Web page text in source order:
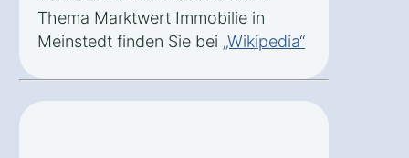
Thema Marktwert Immobilie in
Meinstedt finden Sie bei „Wikipedia“